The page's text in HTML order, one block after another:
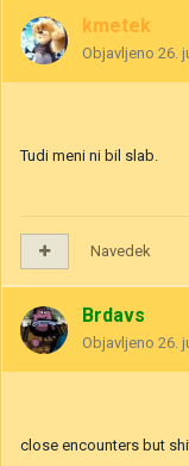
kmetek
Objavljeno 26.
Tudi meni ni bil slab.
Navedek
Brdavs
Objavljeno 26.
close encounters but